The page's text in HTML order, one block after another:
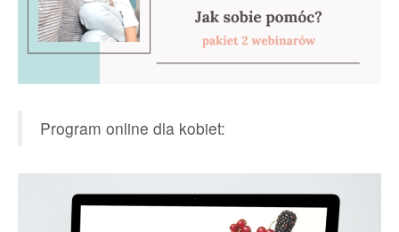
Program online dla kobiet: